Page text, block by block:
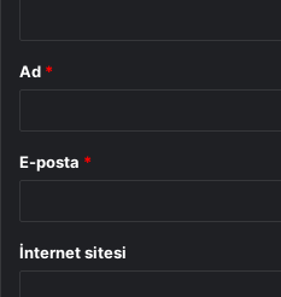
Ad *
E-posta *
İnternet sitesi